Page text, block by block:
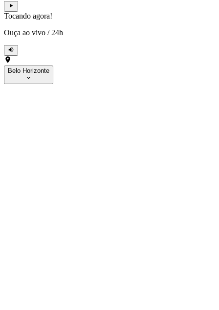
Tocando agora!
Ouça ao vivo / 24h
Belo Horizonte